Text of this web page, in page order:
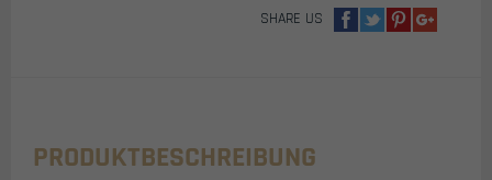
SHARE US
PRODUKTBESCHREIBUNG